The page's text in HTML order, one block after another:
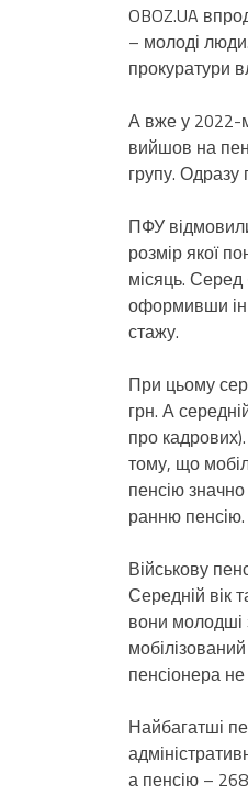
OBOZ.UA
– молоді
прокуратури
А вже у 2022-
вийшов на
групу.
ПФУ
розмір якої
місяць. Серед
оформивши
стажу.
При цьому
грн. А
про
тому, що
пенсію
ранню пенсію.
Військову
Середній вік
вони молодші
пенсіонера не
Найбагатші
а пенсію –